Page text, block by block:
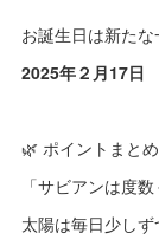
お誕生日は新た
2025年２月17日
🌿 ポイントまとめ
「サビアンは度
太陽は毎日少し